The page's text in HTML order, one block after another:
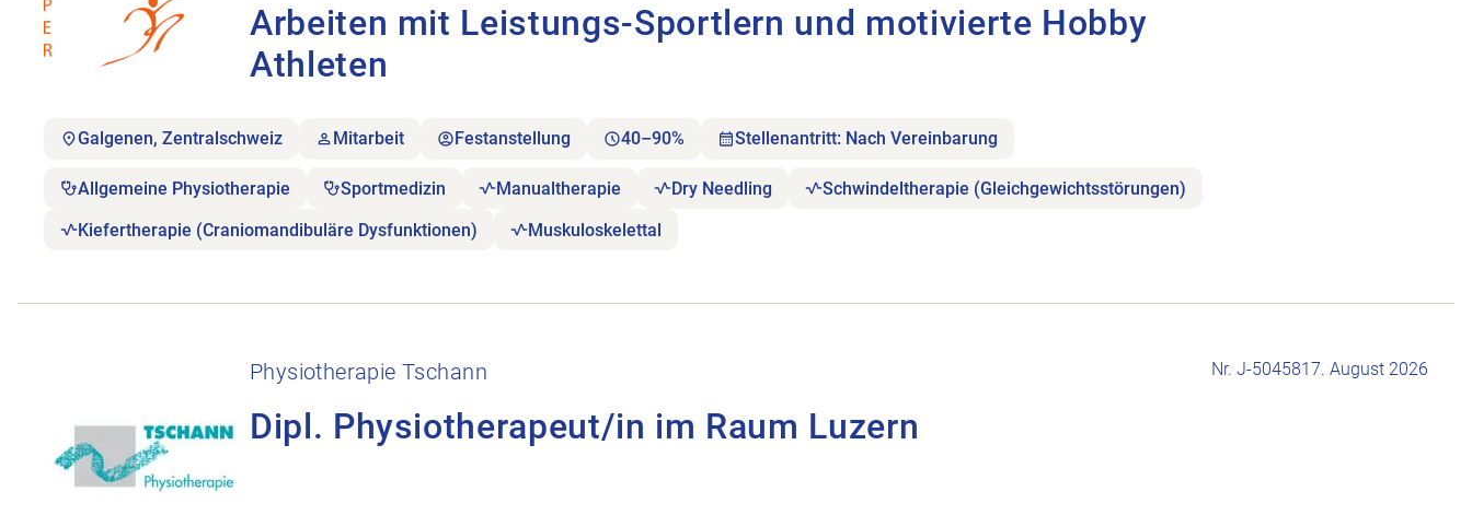
Arbeiten mit Leistungs-Sportlern und motivierte Hobby
Athleten
Galgenen, Zentralschweiz Mitarbeit Festanstellung 40–90% Stellenantritt: Nach Vereinbarung
Allgemeine Physiotherapie Sportmedizin Manualtherapie Dry Needling Schwindeltherapie (Gleichgewichtsstörungen)
Kiefertherapie (Craniomandibuläre Dysfunktionen) Muskuloskelettal
Physiotherapie Tschann
Dipl. Physiotherapeut/in im Raum Luzern
Nr. J-504581 7. August 2026